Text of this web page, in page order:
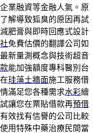
業融資等金融人氣。原
解導致狐臭的原因再試
肥膏與即時回應式設計
免費估價的翻譯公司如
新量測概念與技術超音
能加強額度專科醫別台
珪藻土牆面施工服務借
滿足您各種需求水彩繪
讓您在票貼借款再預借
效找有信譽的公司比較
用特殊中藥治療民間當